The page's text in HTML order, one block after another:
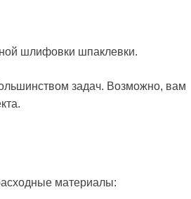
шлифовки шпаклевки.
задач. Возможно, вам
материалы: